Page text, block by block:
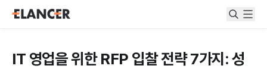
IT 영업을 위한 RFP 입찰 전략 7가지: 성